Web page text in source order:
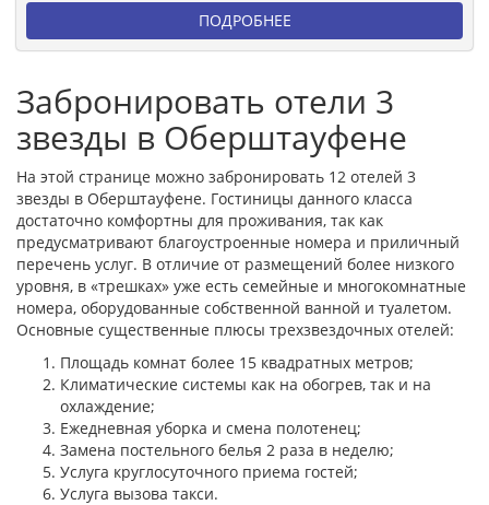
ПОДРОБНЕЕ
Забронировать отели 3
звезды в Оберштауфене
На этой странице можно забронировать 12 отелей 3
звезды в Оберштауфене. Гостиницы данного класса
достаточно комфортны для проживания, так как
предусматривают благоустроенные номера и приличный
перечень услуг. В отличие от размещений более низкого
уровня, в «трешках» уже есть семейные и многокомнатные
номера, оборудованные собственной ванной и туалетом.
Основные существенные плюсы трехзвездочных отелей:
Площадь комнат более 15 квадратных метров;
Климатические системы как на обогрев, так и на
охлаждение;
Ежедневная уборка и смена полотенец;
Замена постельного белья 2 раза в неделю;
Услуга круглосуточного приема гостей;
Услуга вызова такси.